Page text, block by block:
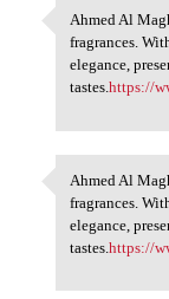
Ahmed Al
Ahmed Al
fragrances.
elegance,
tastes.https://
Ahmed Al
Ahmed Al
fragrances.
elegance,
tastes.https://